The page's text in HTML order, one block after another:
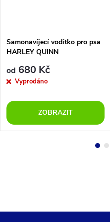
Samonavíjecí vodítko pro psa
HARLEY QUINN
od 680 Kč
Vyprodáno
ZOBRAZIT